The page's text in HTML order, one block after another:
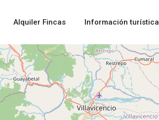
Alquiler Fincas Información turística